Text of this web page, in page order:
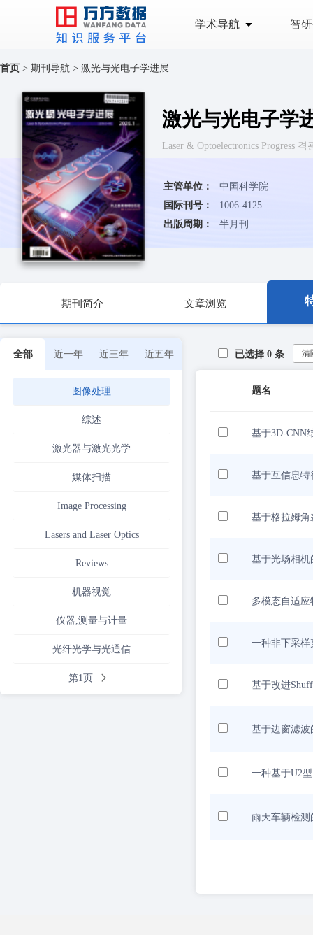
学术导航 智
首页 > 期刊导航 > 激光与光电子学进展
激光与光电子学
Laser & Optoelectronics Progress
主管单位：
中国科学院
国际刊号：
1006-4125
出版周期：
半月刊
期刊简介 文章浏览
全部 近一年 近三年 近五年
图像处理
综述
激光器与激光光学
媒体扫描
Image Processing
Lasers and Laser Optics
Reviews
机器视觉
仪器,测量与计量
光纤光学与光通信
第1页
已选择 0 条 清
题名
基于3D-CNN
基于互信息
基于格拉姆
基于光场相
多模态自适
一种非下采
基于改进
基于边窗滤
一种基于U2
雨天车辆检